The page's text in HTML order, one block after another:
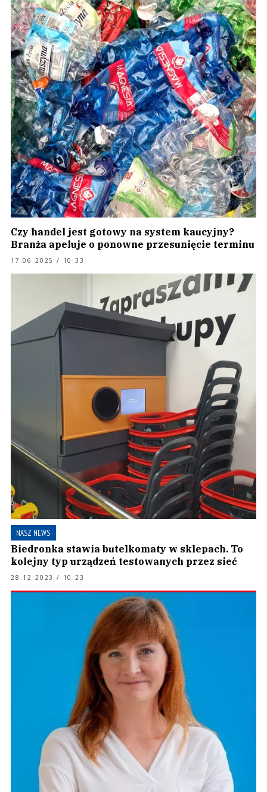
Czy handel jest gotowy na system kaucyjny?
Branża apeluje o ponowne przesunięcie terminu
17.06.2025 / 10:33
NASZ NEWS
Biedronka stawia butelkomaty w sklepach. To
kolejny typ urządzeń testowanych przez sieć
28.12.2023 / 10:23